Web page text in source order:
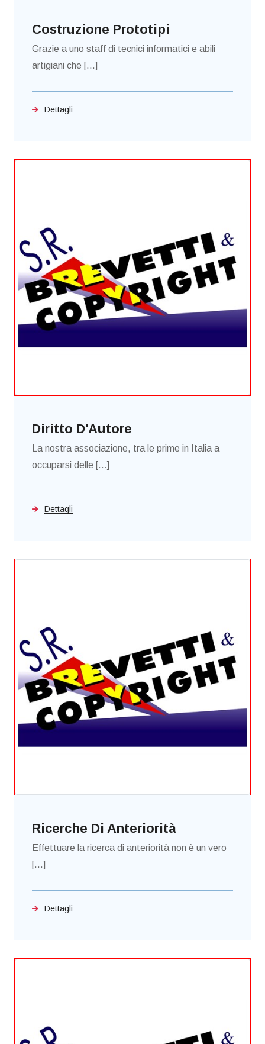
Costruzione Prototipi
Grazie a uno staff di tecnici informatici e abili
artigiani che [...]
Dettagli
Diritto D'Autore
La nostra associazione, tra le prime in Italia a
occuparsi delle [...]
Dettagli
Ricerche Di Anteriorità
Effettuare la ricerca di anteriorità non è un vero
[...]
Dettagli